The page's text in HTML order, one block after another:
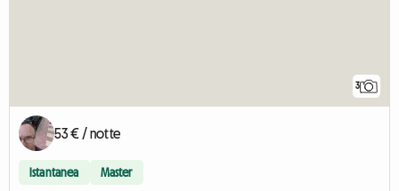
3
53 € / notte
Istantanea Master